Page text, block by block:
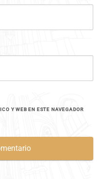
Y WEB EN ESTE NAVEGADOR